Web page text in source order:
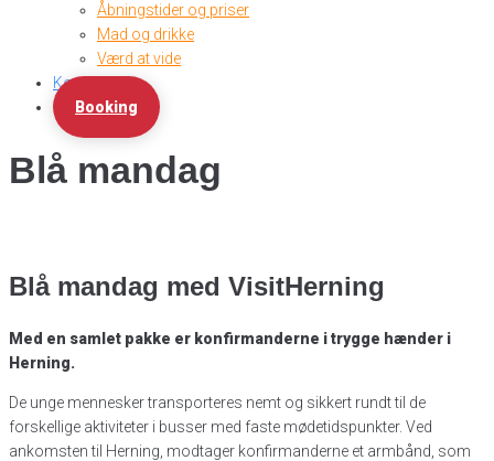
Åbningstider og priser
Mad og drikke
Værd at vide
Kontakt
Booking
Blå mandag
Blå mandag med VisitHerning
Med en samlet pakke er konfirmanderne i trygge hænder i
Herning.
De unge mennesker transporteres nemt og sikkert rundt til de
forskellige aktiviteter i busser med faste mødetidspunkter. Ved
ankomsten til Herning, modtager konfirmanderne et armbånd, som